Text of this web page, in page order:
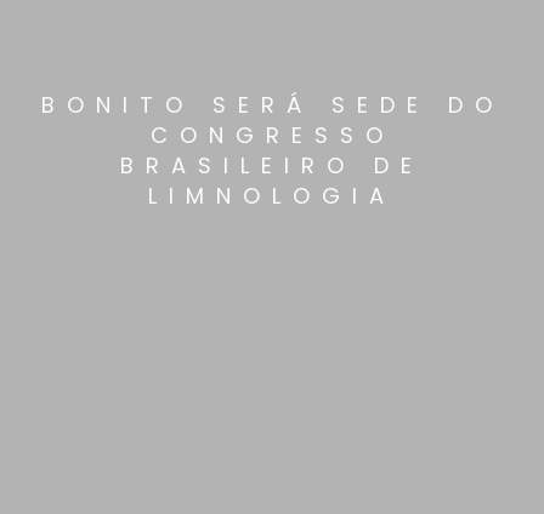
BONITO SERÁ SEDE DO
CONGRESSO
BRASILEIRO DE
LIMNOLOGIA